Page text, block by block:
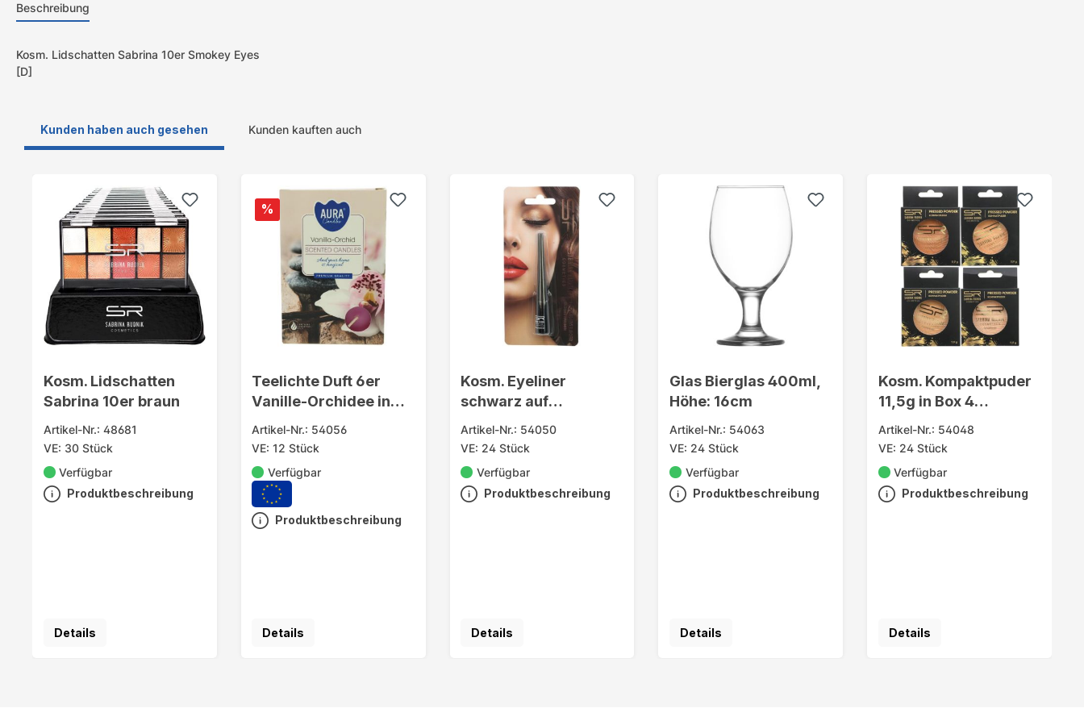
Beschreibung
Kosm. Lidschatten Sabrina 10er Smokey Eyes
[D]
Kunden haben auch gesehen Kunden kauften auch
Kosm. Lidschatten
Sabrina 10er braun
Artikel-Nr.: 48681
VE: 30 Stück
Verfügbar
Produktbeschreibung
Details
%
Teelichte Duft 6er
Vanille-Orchidee in
Faltsch.
Artikel-Nr.: 54056
VE: 12 Stück
Verfügbar
Produktbeschreibung
Details
Kosm. Eyeliner
schwarz auf
Blisterkarte ca. 4ml
Artikel-Nr.: 54050
VE: 24 Stück
Verfügbar
Produktbeschreibung
Details
Glas Bierglas 400ml,
Höhe: 16cm
Artikel-Nr.: 54063
VE: 24 Stück
Verfügbar
Produktbeschreibung
Details
Kosm. Kompaktpuder
11,5g in Box 4
Nuancen sort.
Artikel-Nr.: 54048
VE: 24 Stück
Verfügbar
Produktbeschreibung
Details